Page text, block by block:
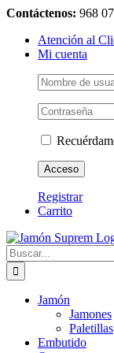
Saltar
contenido
Contáctenos: 968
Atención al
Mi cuenta
Registrar
Carrito
Buscar:
Jamón
Jamones
Paletillas
Embutido